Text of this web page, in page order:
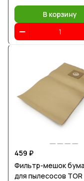
В корзину
459 ₽
Фильтр-мешок
для пылесосов TOR